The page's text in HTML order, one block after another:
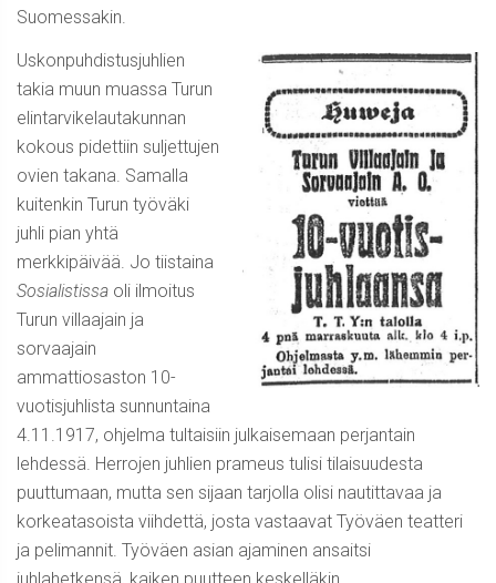
Suomessakin.
Uskonpuhdistusjuhlien
takia muun muassa Turun
elintarvikelautakunnan
kokous pidettiin suljettujen
ovien takana. Samalla
kuitenkin Turun työväki
juhli pian yhtä
merkkipäivää. Jo tiistaina
Sosialistissa oli ilmoitus
Turun villaajain ja
sorvaajain
ammattiosaston 10-
vuotisjuhlista sunnuntaina
4.11.1917, ohjelma tultaisiin julkaisemaan perjantain
lehdessä. Herrojen juhlien prameus tulisi tilaisuudesta
puuttumaan, mutta sen sijaan tarjolla olisi nautittavaa ja
korkeatasoista viihdettä, josta vastaavat Työväen teatteri
ja pelimannit. Työväen asian ajaminen ansaitsi